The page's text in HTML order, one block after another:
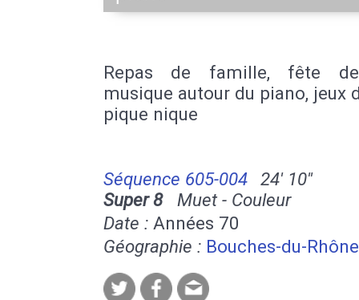
Repas de famille, fête
musique autour du piano, jeux
pique nique
Séquence 605-004
24' 10''
Super 8Muet - Couleur
Date : Années 70
Géographie : Bouches-du-